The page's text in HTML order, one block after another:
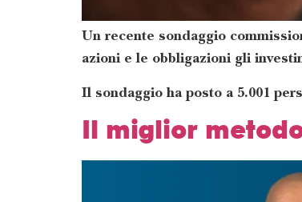
Un recente sondaggio
azioni e le obbligazioni gli
Il sondaggio ha posto a 5.001
Il miglior